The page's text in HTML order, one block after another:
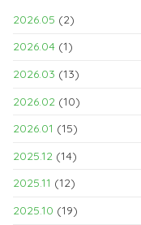
2026.05 (2)
2026.04 (1)
2026.03 (13)
2026.02 (10)
2026.01 (15)
2025.12 (14)
2025.11 (12)
2025.10 (19)